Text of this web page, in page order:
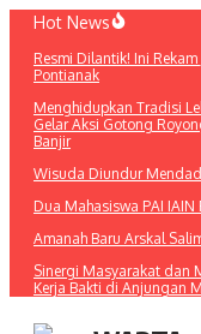
Lewati
konten
Hot News
Resmi Dilantik! Ini
Pontianak
Menghidupkan Tradisi
Gelar Aksi Gotong
Banjir
Wisuda Diundur
Dua Mahasiswa PAI IAIN
Amanah Baru Arskal
Sinergi Masyarakat dan
Kerja Bakti di Anjungan